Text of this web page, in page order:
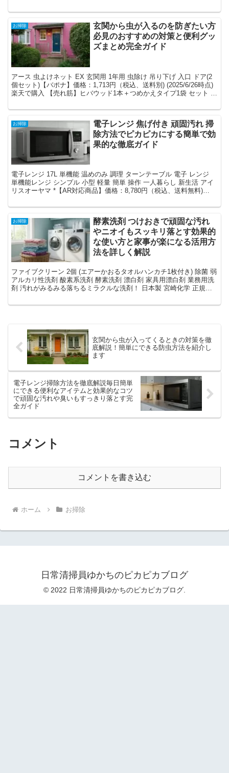
お掃除
玄関から虫が入るのを防ぎたい方
必見のおすすめの対策と便利グッ
ズまとめ完全ガイド
アース 虫よけネット EX 玄関用 1年用 虫除け 吊り下げ 入口 ドア(2
個セット)【バポナ】価格：1,713円（税込、送料別) (2025/6/26時点)
楽天で購入 【売れ筋】ヒバウッド1本＋つめかえタイプ1袋 セット お
お掃除
電子レンジ 焦げ付き 頑固汚れ 掃
除方法でピカピカにする簡単で効
果的な徹底ガイド
電子レンジ 17L 単機能 温めのみ 調理 ターンテーブル 電子 レンジ
単機能レンジ シンプル 小型 軽量 簡単 操作 一人暮らし 新生活 アイ
リスオーヤマ *【AR対応商品】価格：8,780円（税込、送料無料)
お掃除
酵素洗剤 つけおきで頑固な汚れ
やニオイもスッキリ落とす効果的
な使い方と家事が楽になる活用方
法を詳しく解説
ファイブクリーン 2個 (エアーかおるタオルハンカチ1枚付き) 除菌 弱
アルカリ性洗剤 酸素系洗剤 酵素洗剤 漂白剤 家具用漂白剤 業務用洗
剤 汚れがみるみる落ちるミラクルな洗剤！ 日本製 宮崎化学 正規代
玄関から虫が入ってくるときの対策を徹
底解説！簡単にできる防虫方法を紹介し
ます
電子レンジ掃除方法を徹底解説毎日簡単
にできる便利なアイテムと効果的なコツ
で頑固な汚れや臭いもすっきり落とす完
全ガイド
コメント
コメントを書き込む
ホーム お掃除
日常清掃員ゆかちのピカピカブログ
© 2022 日常清掃員ゆかちのピカピカブログ.